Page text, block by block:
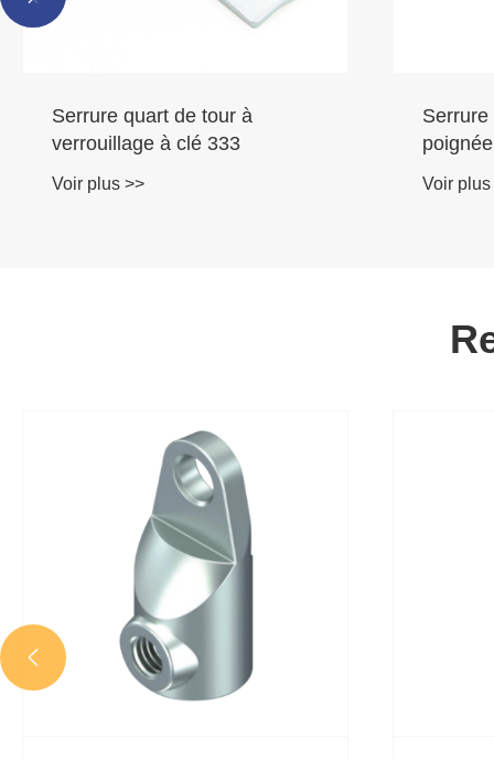
Serrure à combinaison à
poignée pivotante mécanique
Voir plus >>
Bouton
taille,
Voir plus
